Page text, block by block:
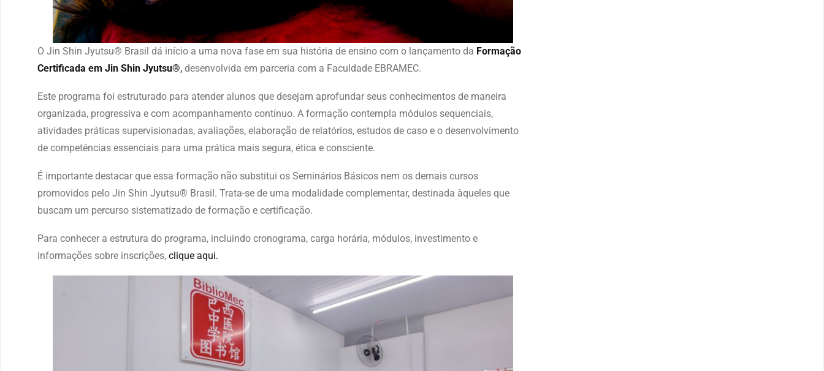
O Jin Shin Jyutsu® Brasil dá início a uma nova fase em sua história de ensino com o lançamento da Formação
Certificada em Jin Shin Jyutsu®, desenvolvida em parceria com a Faculdade EBRAMEC.
Este programa foi estruturado para atender alunos que desejam aprofundar seus conhecimentos de maneira
organizada, progressiva e com acompanhamento contínuo. A formação contempla módulos sequenciais,
atividades práticas supervisionadas, avaliações, elaboração de relatórios, estudos de caso e o desenvolvimento
de competências essenciais para uma prática mais segura, ética e consciente.
É importante destacar que essa formação não substitui os Seminários Básicos nem os demais cursos
promovidos pelo Jin Shin Jyutsu® Brasil. Trata-se de uma modalidade complementar, destinada àqueles que
buscam um percurso sistematizado de formação e certificação.
Para conhecer a estrutura do programa, incluindo cronograma, carga horária, módulos, investimento e
informações sobre inscrições, clique aqui.